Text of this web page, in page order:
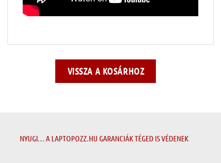
VISSZA A KOSÁRHOZ
NYUGI… A LAPTOPOZZ.HU GARANCIÁK TÉGED IS VÉDENEK